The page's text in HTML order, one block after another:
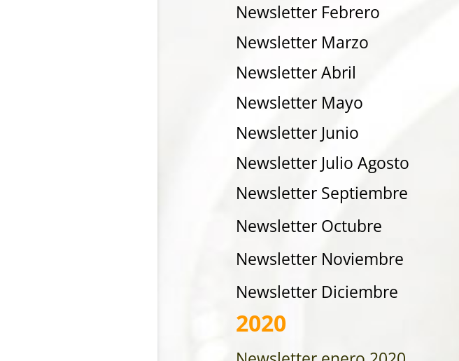
Newsletter Febrero
Newsletter Marzo
Newsletter Abril
Newsletter Mayo
Newsletter Junio
Newsletter Julio Agosto
Newsletter Septiembre
Newsletter Octubre
Newsletter Noviembre
Newsletter Diciembre
2020